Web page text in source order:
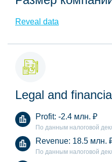
Reveal data
Legal and
Profit: -2.4 млн. ₽
По данным налоговой
Revenue: 18.5 млн.
По данным налоговой